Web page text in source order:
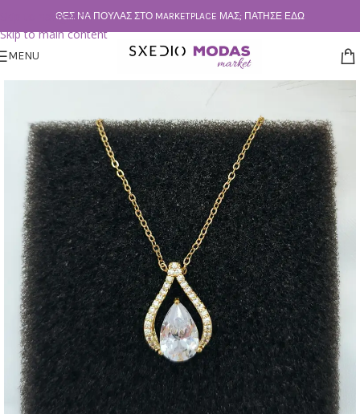
Skip to navigation
Skip to main content
ΘΕΣ ΝΑ ΠΟΥΛΆΣ ΣΤΟ MARKETPLACE ΜΑΣ; ΠΆΤΗΣΕ ΕΔΏ
MENU